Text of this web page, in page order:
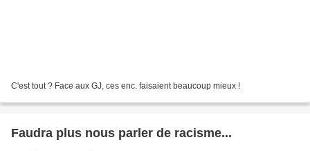
C'est tout ? Face aux GJ, ces enc. faisaient beaucoup mieux !
Faudra plus nous parler de racisme...